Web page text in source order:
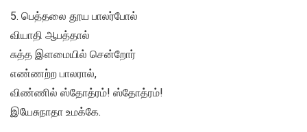
5. பெத்தலை தூய பாலர்போல்
வியாதி ஆபத்தால்
சுத்த இளமையில் சென்றோர்
எண்ணற்ற பாலரால்,
விண்ணில் ஸ்தோத்ரம்! ஸ்தோத்ரம்!
இயேசுநாதா உமக்கே.